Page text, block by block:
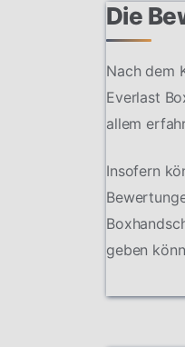
Die
Nach dem
Everlast
allem
Insofern
geben